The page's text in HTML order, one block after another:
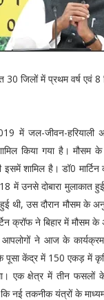
जिलों में प्रथम वर्ष एवं 8
में जल-जीवन-
किया गया है। मौसम
शामिल है। डॉ0 मार्टिन
में उनसे दोबारा मुलाकात
थी, उस दौरान मौसम के
क्रॉफ ने बिहार में मौसम
ने आज के कार्यक्रम
पूसा केंद्र में 150 एकड़ में
एक क्षेत्र में तीन फसलों
कि नई तकनीक यंत्रों के